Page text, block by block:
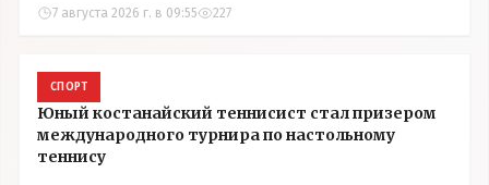
7 августа 2026 г. в 09:55 227
СПОРТ
Юный костанайский теннисист стал призером
международного турнира по настольному
теннису